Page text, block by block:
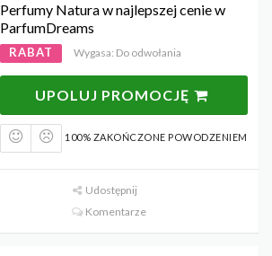
Perfumy Natura w najlepszej cenie w
ParfumDreams
RABAT Wygasa: Do odwołania
UPOLUJ PROMOCJĘ
100% ZAKOŃCZONE POWODZENIEM
Udostępnij
Komentarze